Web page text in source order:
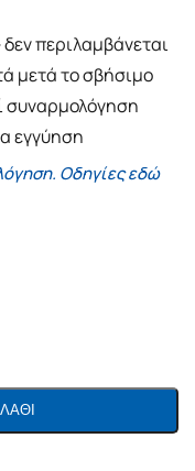
δεν περιλαμβάνεται
μετά το σβήσιμο
συναρμολόγηση
εγγύηση
Οδηγίες εδώ